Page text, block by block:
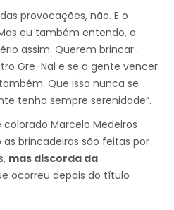
provocações, não. E o
eu também entendo, o
assim. Querem brincar…
Gre-Nal e se a gente vencer
Que isso nunca se
tenha sempre serenidade”.
Marcelo Medeiros
brincadeiras são feitas por
mas discorda da
ocorreu depois do título